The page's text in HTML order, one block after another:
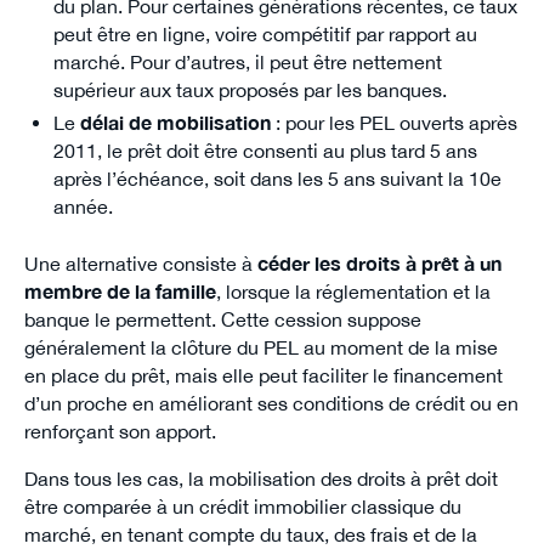
du plan. Pour certaines générations récentes, ce taux
peut être en ligne, voire compétitif par rapport au
marché. Pour d’autres, il peut être nettement
supérieur aux taux proposés par les banques.
Le délai de mobilisation: pour les PEL ouverts après
2011, le prêt doit être consenti au plus tard 5 ans
après l’échéance, soit dans les 5 ans suivant la 10e
année.
Une alternative consiste à céder les droits à prêt à un
membre de la famille, lorsque la réglementation et la
banque le permettent. Cette cession suppose
généralement la clôture du PEL au moment de la mise
en place du prêt, mais elle peut faciliter le financement
d’un proche en améliorant ses conditions de crédit ou en
renforçant son apport.
Dans tous les cas, la mobilisation des droits à prêt doit
être comparée à un crédit immobilier classique du
marché, en tenant compte du taux, des frais et de la